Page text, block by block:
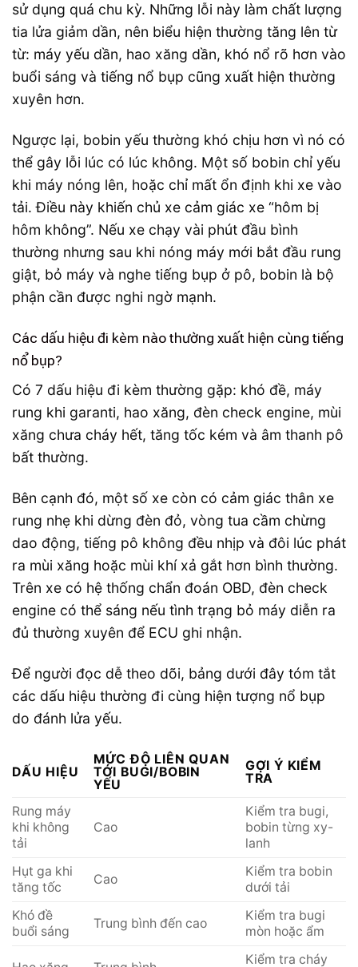
sử dụng quá chu kỳ. Những lỗi này làm chất lượng
tia lửa giảm dần, nên biểu hiện thường tăng lên từ
từ: máy yếu dần, hao xăng dần, khó nổ rõ hơn vào
buổi sáng và tiếng nổ bụp cũng xuất hiện thường
xuyên hơn.
Ngược lại, bobin yếu thường khó chịu hơn vì nó có
thể gây lỗi lúc có lúc không. Một số bobin chỉ yếu
khi máy nóng lên, hoặc chỉ mất ổn định khi xe vào
tải. Điều này khiến chủ xe cảm giác xe “hôm bị
hôm không”. Nếu xe chạy vài phút đầu bình
thường nhưng sau khi nóng máy mới bắt đầu rung
giật, bỏ máy và nghe tiếng bụp ở pô, bobin là bộ
phận cần được nghi ngờ mạnh.
Các dấu hiệu đi kèm nào thường xuất hiện cùng tiếng
nổ bụp?
Có 7 dấu hiệu đi kèm thường gặp: khó đề, máy
rung khi garanti, hao xăng, đèn check engine, mùi
xăng chưa cháy hết, tăng tốc kém và âm thanh pô
bất thường.
Bên cạnh đó, một số xe còn có cảm giác thân xe
rung nhẹ khi dừng đèn đỏ, vòng tua cầm chừng
dao động, tiếng pô không đều nhịp và đôi lúc phát
ra mùi xăng hoặc mùi khí xả gắt hơn bình thường.
Trên xe có hệ thống chẩn đoán OBD, đèn check
engine có thể sáng nếu tình trạng bỏ máy diễn ra
đủ thường xuyên để ECU ghi nhận.
Để người đọc dễ theo dõi, bảng dưới đây tóm tắt
các dấu hiệu thường đi cùng hiện tượng nổ bụp
do đánh lửa yếu.
DẤU HIỆU
MỨC ĐỘ LIÊN QUAN
TỚI BUGI/BOBIN
YẾU
GỢI Ý KIỂM
TRA
Rung máy
khi không
tải
Cao
Kiểm tra bugi,
bobin từng xy-
lanh
Hụt ga khi
tăng tốc
Cao
Kiểm tra bobin
dưới tải
Khó đề
buổi sáng
Trung bình đến cao
Kiểm tra bugi
mòn hoặc ẩm
Kiểm tra cháy